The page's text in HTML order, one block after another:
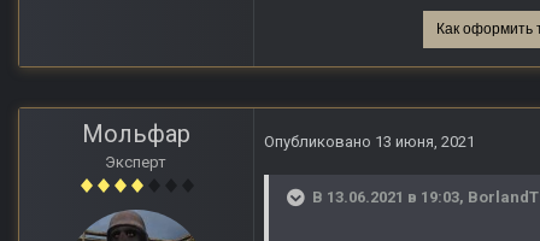
Как оформить
Мольфар
Эксперт
Опубликовано 13 июня, 2021
В 13.06.2021 в 19:03,